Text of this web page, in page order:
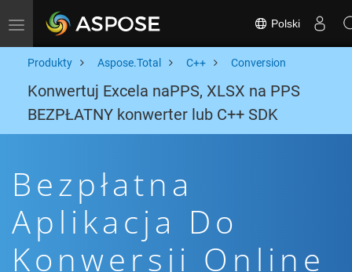
Toggle navigation Polski
Produkty Aspose.Total C++ Conversion
Konwertuj Excela naPPS, XLSX na PPS
BEZPŁATNY konwerter lub C++ SDK
Bezpłatna
Aplikacja Do
Konwersji Online